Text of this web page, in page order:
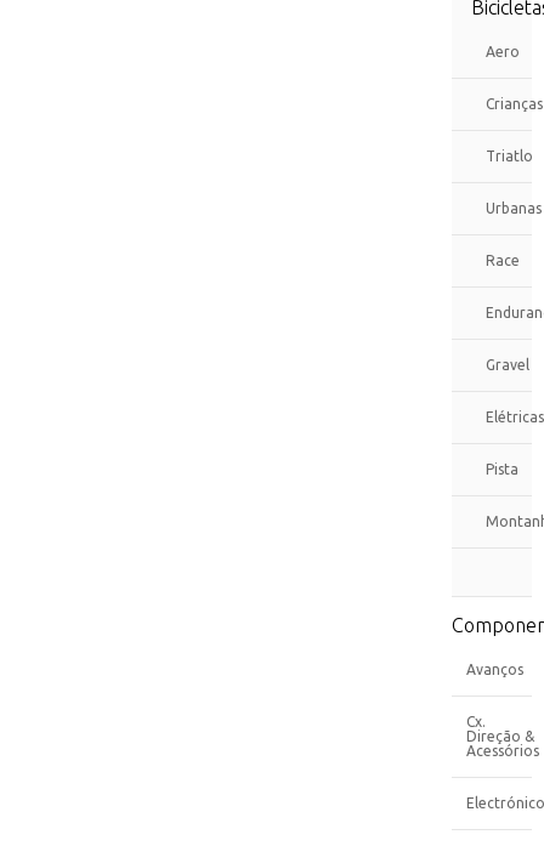
Aero
Crianças
Triatlo
Urbanas
Race
Gravel
Elétricas
Pista
Avanços
Cx.
Direção &
Acessórios